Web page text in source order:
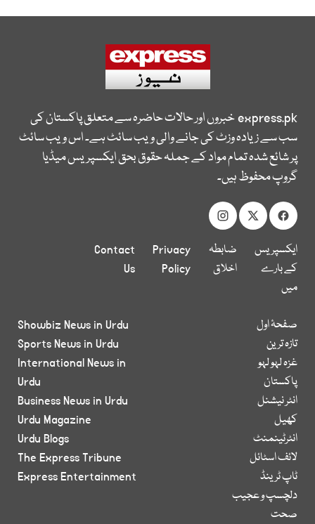
express.pkخبروں اور حالات حاضرہ سے متعلق پاکستان کی
سب سے زیادہ وزٹ کی جانے والی ویب سائٹ ہے۔ اس ویب سائٹ
پر شائع شدہ تمام مواد کے جملہ حقوق بحق ایکسپریس میڈیا
گروپ محفوظ ہیں۔
ایکسپریس
کے بارے
میں
ضابطہ
اخلاق
Privacy
Policy
Contact
Us
صفحۂ اول
تازہ ترین
غزہ لہو لہو
پاکستان
انٹر نیشنل
کھیل
انٹرٹینمنٹ
لائف اسٹائل
ٹاپ ٹرینڈ
دلچسپ و عجیب
صحت
Showbiz News in Urdu
Sports News in Urdu
International News in
Urdu
Business News in Urdu
Urdu Magazine
Urdu Blogs
The Express Tribune
Express Entertainment